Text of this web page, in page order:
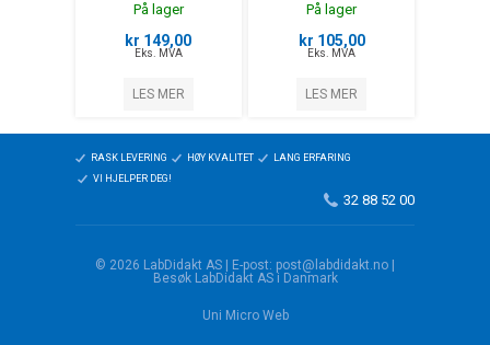
På lager
kr 149,00
Eks. MVA
LES MER
På lager
kr 105,00
Eks. MVA
LES MER
RASK LEVERING HØY KVALITET
LANG ERFARING
VI HJELPER DEG!
32 88 52 00
© 2026 LabDidakt AS | E-post: post@labdidakt.no |
Besøk LabDidakt AS i Danmark
Uni Micro Web